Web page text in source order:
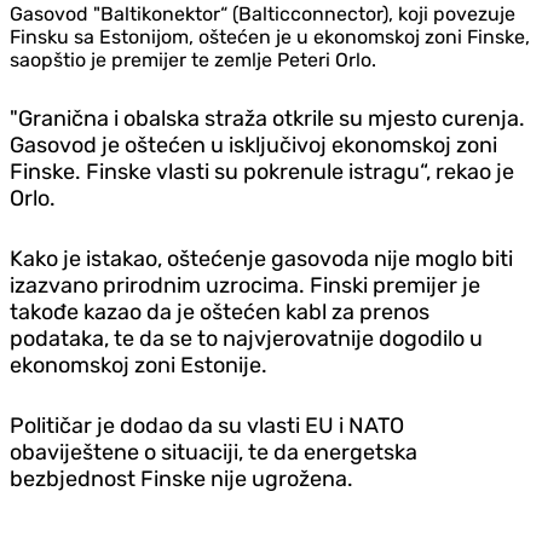
Gasovod "Baltikonektor“ (Balticconnector), koji povezuje
Finsku sa Estonijom, oštećen je u ekonomskoj zoni Finske,
saopštio je premijer te zemlje Peteri Orlo.
"Granična i obalska straža otkrile su mjesto curenja.
Gasovod je oštećen u isključivoj ekonomskoj zoni
Finske. Finske vlasti su pokrenule istragu“, rekao je
Orlo.
Kako je istakao, oštećenje gasovoda nije moglo biti
izazvano prirodnim uzrocima. Finski premijer je
takođe kazao da je oštećen kabl za prenos
podataka, te da se to najvjerovatnije dogodilo u
ekonomskoj zoni Estonije.
Političar je dodao da su vlasti EU i NATO
obaviještene o situaciji, te da energetska
bezbjednost Finske nije ugrožena.